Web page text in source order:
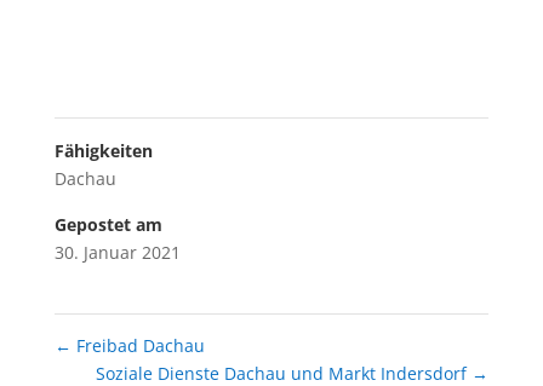
Fähigkeiten
Dachau
Gepostet am
30. Januar 2021
← Freibad Dachau
Soziale Dienste Dachau und Markt Indersdorf →